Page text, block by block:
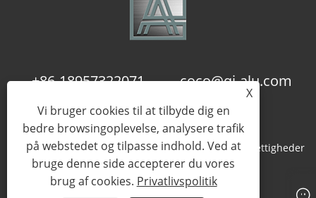
+86-18957322071 coco@qj-alu.com
Copyright © 2023 Aluassy Aluminium Co., Ltd. Alle rettigheder
forbeholdes.
Links
Sitemap RSS XML Privatlivspolitik
X
Vi bruger cookies til at tilbyde dig en
bedre browsingoplevelse, analysere trafik
på webstedet og tilpasse indhold. Ved at
bruge denne side accepterer du vores
brug af cookies. Privatlivspolitik